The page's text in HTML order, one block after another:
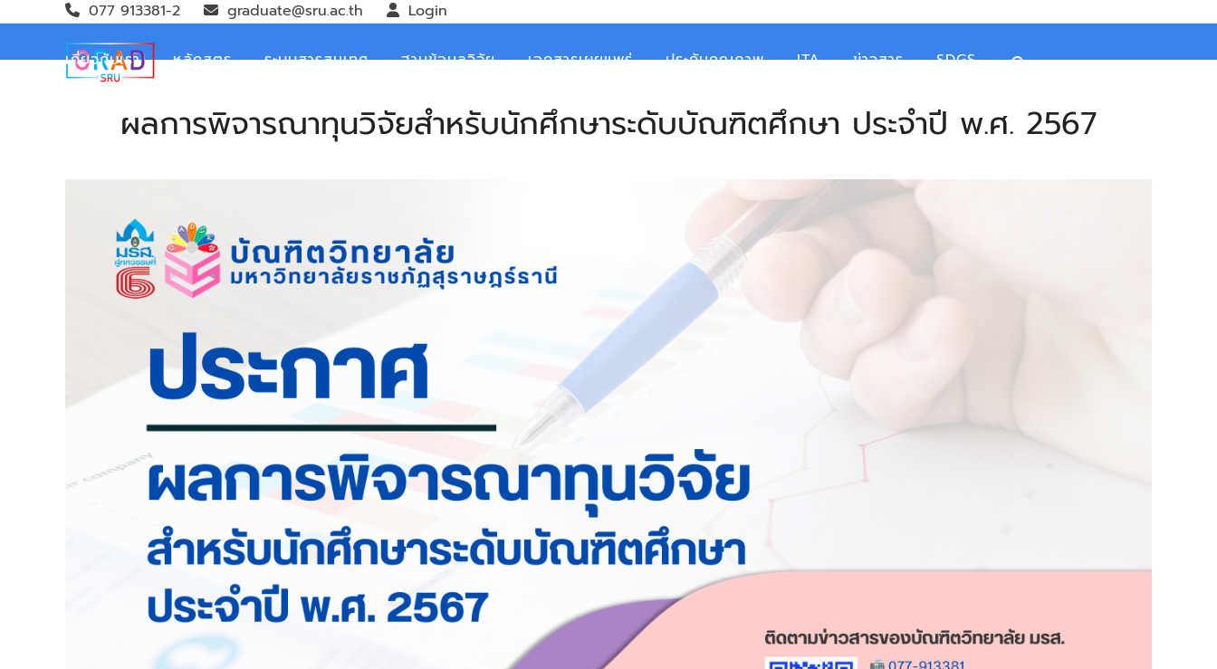
content
077 913381-2 graduate@sru.ac.th Login
เกี่ยวกับเรา หลักสูตร ระบบสารสนเทศ ฐานข้อมูลวิจัย เอกสารเผยแพร่ ประกันคุณภาพ ITA ข่าวสาร SDGS
ผลการพิจารณาทุนวิจัยสำหรับนักศึกษาระดับบัณฑิตศึกษา ประจำปี พ.ศ. 2567